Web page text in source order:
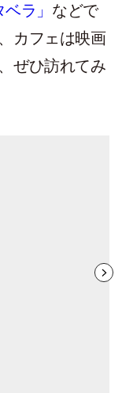
ベラ」 などで
カフェは映画
ぜひ訪れてみ